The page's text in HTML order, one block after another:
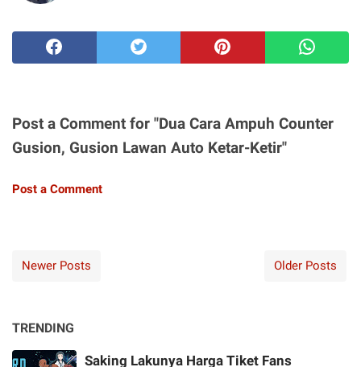
Post a Comment for "Dua Cara Ampuh Counter
Gusion, Gusion Lawan Auto Ketar-Ketir"
Post a Comment
Newer Posts Older Posts
TRENDING
Saking Lakunya Harga Tiket Fans